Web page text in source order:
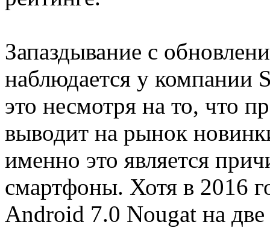
Запаздывание с
наблюдается у компании
это несмотря на то, что
выводит на рынок
именно это является
смартфоны. Хотя в 2016
Android 7.0 Nougat на